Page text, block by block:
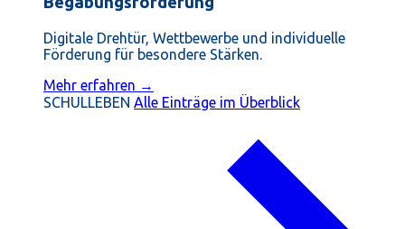
Digitale Drehtür, Wettbewerbe und individuelle
Förderung für besondere Stärken.
Mehr erfahren →
SCHULLEBEN Alle Einträge im Überblick